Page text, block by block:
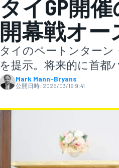
スーパーフォーミュラ
タイGP開
開幕戦オー
タイのペートンターン
を提示。将来的に首都
Mark Mann-Bryans
公開日時: 2025/03/19 9:41